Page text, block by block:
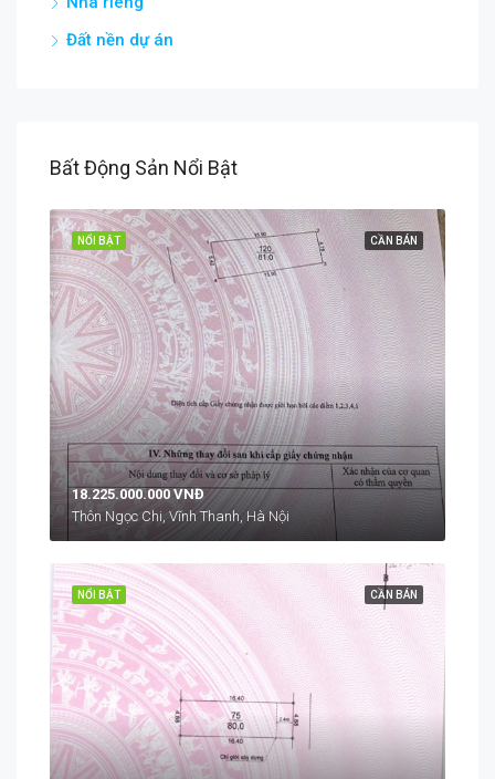
Đất nền dự án
Bất Động Sản Nổi Bật
CẦN BÁN
NỔI BẬT
18.225.000.000 VNĐ
Thôn Ngọc Chi, Vĩnh Thanh, Hà Nội
CẦN BÁN
NỔI BẬT